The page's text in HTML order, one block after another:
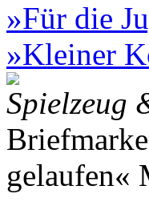
»Für die
»Kleiner
Spielzeug
gelaufen«